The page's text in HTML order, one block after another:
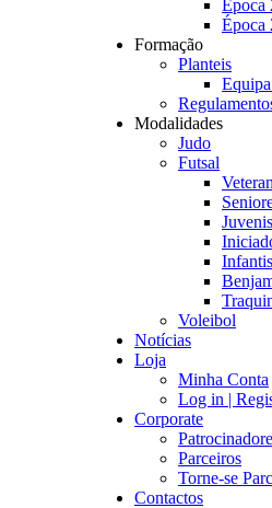
Época
Época
Formação
Planteis
Modalidades
Judo
Futsal
Juvenis
Infantis
Voleibol
Notícias
Loja
Minha Conta
Log in |
Corporate
Parceiros
Torne-se
Contactos